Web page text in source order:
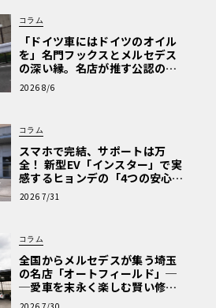
コラム
「ドイツ車にはドイツのオイル
を」名門フックスとメルセデス
の深い縁。名店が推す公認の安
心と、Cクラスで味わうシルキー
な走り〈PR〉
2026 8/6
コラム
スマホで完結、サポートは万
全！ 新型EV「インスター」で実
感するヒョンデの「4つの安心」
【第1回・ヒョンデ6つの疑問：
Why? Hyundai?】〈PR〉
2026 7/31
コラム
全国からメルセデスが集う埼玉
の名店「オートフィールド」─
─愛車を末永く楽しむ賢い修理
術と、プロがフックス製オイル